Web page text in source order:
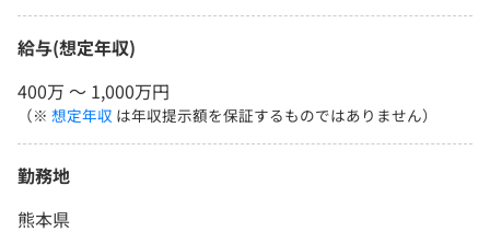
給与(想定年収)
400万 〜 1,000万円
（※ 想定年収 は年収提示額を保証するものではありません）
勤務地
熊本県